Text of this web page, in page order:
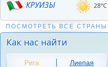
28°C
КРУИЗЫ
ПОСМОТРЕТЬ ВСЕ СТРАНЫ
Как нас найти
Рига Лиепая